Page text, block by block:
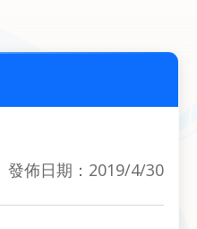
發佈日期：2019/4/30